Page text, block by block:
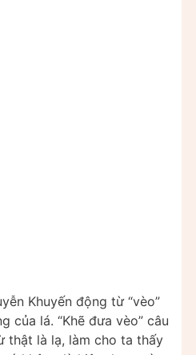
Khuyến động từ “vèo”
của lá. “Khẽ đưa vèo” câu
thật là lạ, làm cho ta thấy